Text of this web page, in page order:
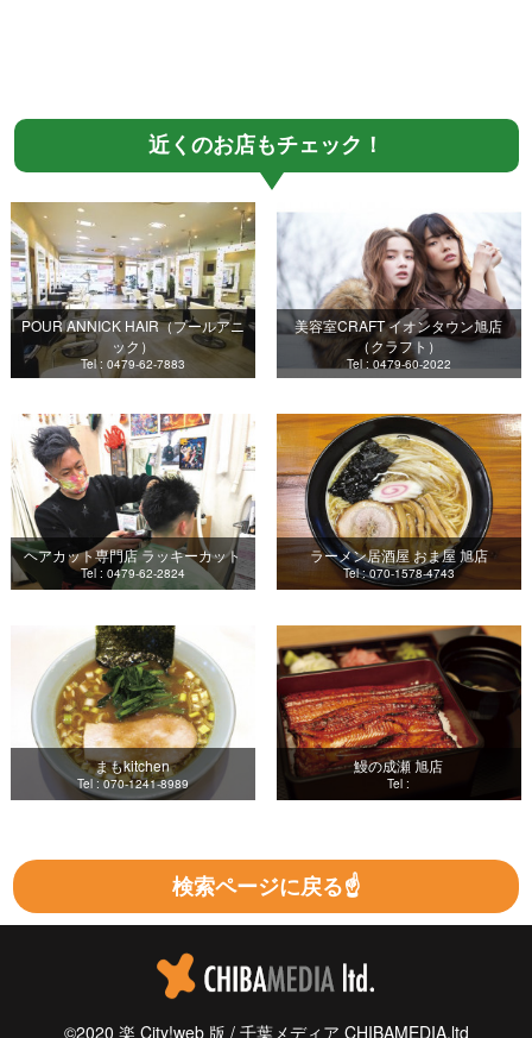
近くのお店もチェック！
POUR ANNICK HAIR（プールアニ
ック）
Tel : 0479-62-7883
美容室CRAFT イオンタウン旭店
（クラフト）
Tel : 0479-60-2022
ヘアカット専門店 ラッキーカット
Tel : 0479-62-2824
ラーメン居酒屋 おま屋 旭店
Tel : 070-1578-4743
まもkitchen
Tel : 070-1241-8989
鰻の成瀬 旭店
Tel :
検索ページに戻る☝
©2020 楽 City!web 版 / 千葉メディア CHIBAMEDIA.ltd